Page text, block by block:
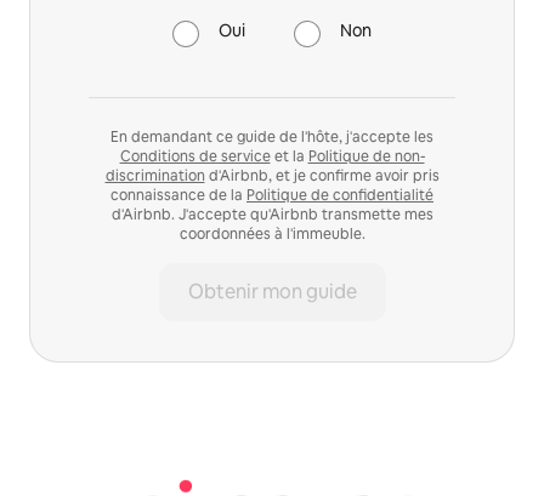
Oui Non
En demandant ce guide de l'hôte, j'accepte les
Conditions de serviceet la Politique de non-
discrimination d'Airbnb, et je confirme avoir pris
connaissance de la Politique de confidentialité
d'Airbnb. J'accepte qu'Airbnb transmette mes
coordonnées à l'immeuble.
Obtenir mon guide